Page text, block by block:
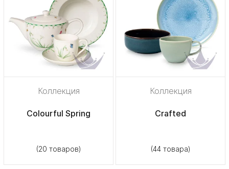
Коллекция
Colourful Spring
(20 товаров)
Коллекция
Crafted
(44 товара)